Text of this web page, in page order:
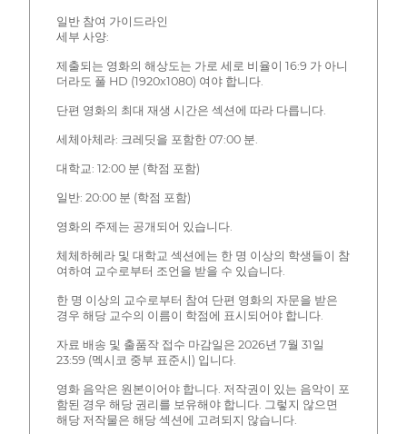
일반 참여 가이드라인
세부 사양:
제출되는 영화의 해상도는 가로 세로 비율이 16:9 가 아니
더라도 풀 HD (1920x1080) 여야 합니다.
단편 영화의 최대 재생 시간은 섹션에 따라 다릅니다.
세체아체라: 크레딧을 포함한 07:00 분.
대학교: 12:00 분 (학점 포함)
일반: 20:00 분 (학점 포함)
영화의 주제는 공개되어 있습니다.
체체하헤라 및 대학교 섹션에는 한 명 이상의 학생들이 참
여하여 교수로부터 조언을 받을 수 있습니다.
한 명 이상의 교수로부터 참여 단편 영화의 자문을 받은
경우 해당 교수의 이름이 학점에 표시되어야 합니다.
자료 배송 및 출품작 접수 마감일은 2026년 7월 31일
23:59 (멕시코 중부 표준시) 입니다.
영화 음악은 원본이어야 합니다. 저작권이 있는 음악이 포
함된 경우 해당 권리를 보유해야 합니다. 그렇지 않으면
해당 저작물은 해당 섹션에 고려되지 않습니다.